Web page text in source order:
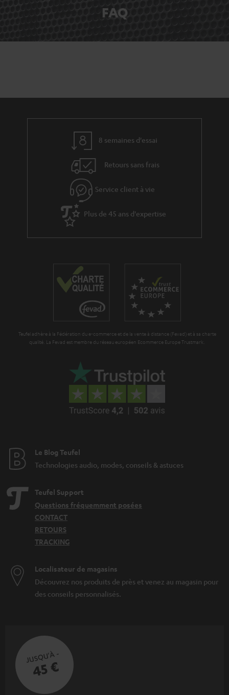
FAQ
8 semaines d'essai
Retours sans frais
Service client à vie
Plus de 45 ans d'expertise
Teufel adhère à la Fédération du e-commerce et de la vente à distance (Fevad) et à sa charte
qualité. La Fevad est membre du réseau européen Ecommerce Europe Trustmark.
Le Blog Teufel
Technologies audio, modes, conseils & astuces
Teufel Support
Questions fréquemment posées
CONTACT
RETOURS
TRACKING
Localisateur de magasins
Découvrez nos produits de près et venez au magasin pour
des conseils personnalisés.
JUSQU'À -
45 €